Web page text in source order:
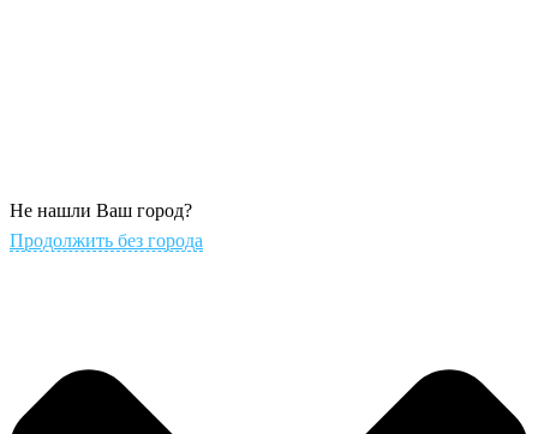
Не нашли Ваш город?
Продолжить без города